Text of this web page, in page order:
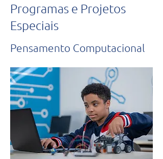
Programas e Projetos
Especiais
Pensamento Computacional